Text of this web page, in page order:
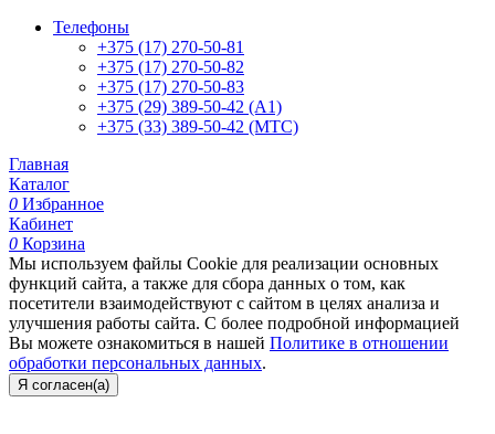
Телефоны
+375 (17) 270-50-81
+375 (17) 270-50-82
+375 (17) 270-50-83
+375 (29) 389-50-42 (А1)
+375 (33) 389-50-42 (МТС)
Главная
Каталог
0 Избранное
Кабинет
0 Корзина
Мы используем файлы Cookie для реализации основных
функций сайта, а также для сбора данных о том, как
посетители взаимодействуют с сайтом в целях анализа и
улучшения работы сайта. С более подробной информацией
Вы можете ознакомиться в нашей Политике в отношении
обработки персональных данных.
Я согласен(а)